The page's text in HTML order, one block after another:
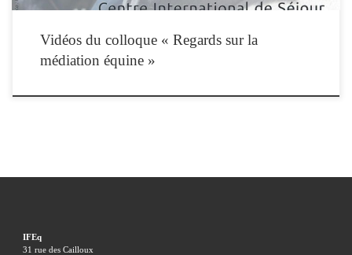
Vidéos du colloque « Regards sur la
médiation équine »
IFEq
31 rue des Cailloux